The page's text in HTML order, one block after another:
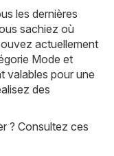
les dernières
sachiez où
actuellement
Mode et
valables pour une
des
? Consultez ces